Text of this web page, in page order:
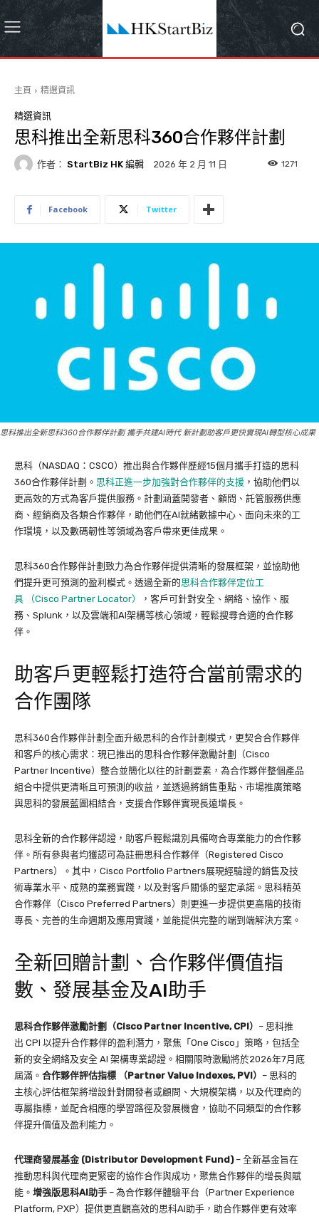
主頁 精選資訊
精選資訊
思科推出全新思科360合作夥伴計劃
作者： StartBiz HK 編輯 2026 年 2 月 11 日 1271
Facebook Twitter
思科推出全新思科360合作夥伴計劃 攜手共建AI時代 新計劃助客戶更快實現AI轉型核心成果
思科（NASDAQ：CSCO）推出與合作夥伴歷經15個月攜手打造的思科
360合作夥伴計劃。 思科正進一步加強對合作夥伴的支援 ，協助他們以
更高效的方式為客戶提供服務。計劃涵蓋開發者、顧問、託管服務供應
商、經銷商及各類合作夥伴，助他們在AI就緒數據中心、面向未來的工
作環境，以及數碼韌性等領域為客戶帶來更佳成果。
思科360合作夥伴計劃致力為合作夥伴提供清晰的發展框架，並協助他
們提升更可預測的盈利模式。透過全新的思科合作夥伴定位工
具 （Cisco Partner Locator）
，客戶可針對安全、網絡、協作、服
務、Splunk，以及雲端和AI架構等核心領域，輕鬆搜尋合適的合作夥
伴。
助客戶更輕鬆打造符合當前需求的
合作團隊
思科360合作夥伴計劃全面升級思科的合作計劃模式，更契合合作夥伴
和客戶的核心需求：現已推出的思科合作夥伴激勵計劃（Cisco
Partner Incentive）整合並簡化以往的計劃要素，為合作夥伴整個產品
組合中提供更清晰且可預測的收益，並透過將銷售重點、市場推廣策略
與思科的發展藍圖相結合，支援合作夥伴實現長遠增長。
思科全新的合作夥伴認證，助客戶輕鬆識別具備吻合專業能力的合作夥
伴。所有參與者均獲認可為註冊思科合作夥伴（Registered Cisco
Partners）。其中，Cisco Portfolio Partners展現經驗證的銷售及技
術專業水平、成熟的業務實踐，以及對客戶關係的堅定承諾。思科精英
合作夥伴（Cisco Preferred Partners）則更進一步提供更高階的技術
專長、完善的生命週期及應用實踐，並能提供完整的端到端解決方案。
全新回贈計劃、合作夥伴價值指
數、發展基金及AI助手
思科合作夥伴激勵計劃（Cisco Partner Incentive, CPI） – 思科推
出 CPI 以提升合作夥伴的盈利潛力，聚焦「One Cisco」策略，包括全
新的安全網絡及安全 AI 架構專業認證。相關限時激勵將於2026年7月底
屆滿。 合作夥伴評估指標 （Partner Value Indexes, PVI） – 思科的
主核心評估框架將增設針對開發者或顧問、大規模架構，以及代理商的
專屬指標，並配合相應的學習路徑及發展機會，協助不同類型的合作夥
伴提升價值及盈利能力。
代理商發展基金 (Distributor Development Fund)– 全新基金旨在
推動思科與代理商更緊密的協作合作與成功，聚焦合作夥伴的增長與賦
能。 增強版思科AI助手 – 為合作夥伴體驗平台（Partner Experience
Platform, PXP）提供更直觀高效的思科AI助手，助合作夥伴更有效率